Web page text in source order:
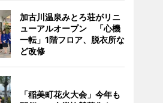
加古川温泉みとろ荘がリニ
ューアルオープン 「心機
一転」1階フロア、脱衣所な
ど改修
「稲美町花火大会」今年も